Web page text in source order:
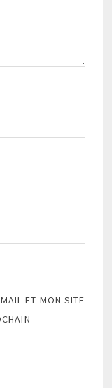
ET MON SITE